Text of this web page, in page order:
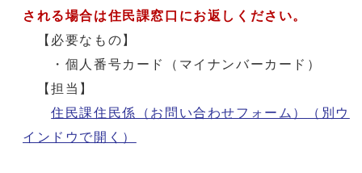
される場合は住民課窓口にお返しください。
【必要なもの】
・個人番号カード（マイナンバーカード）
【担当】
住民課住民係（お問い合わせフォーム）
（別ウ
インドウで開く）